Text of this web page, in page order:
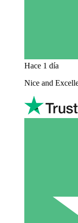
Hace 1 día
Nice and